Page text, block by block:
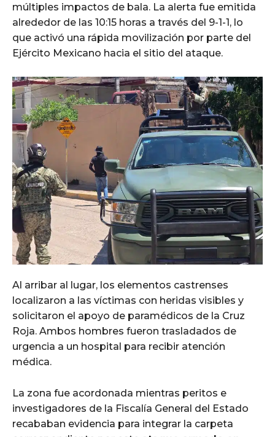
múltiples impactos de bala. La alerta fue emitida
alrededor de las 10:15 horas a través del 9-1-1, lo
que activó una rápida movilización por parte del
Ejército Mexicano hacia el sitio del ataque.
Al arribar al lugar, los elementos castrenses
localizaron a las víctimas con heridas visibles y
solicitaron el apoyo de paramédicos de la Cruz
Roja. Ambos hombres fueron trasladados de
urgencia a un hospital para recibir atención
médica.
La zona fue acordonada mientras peritos e
investigadores de la Fiscalía General del Estado
recababan evidencia para integrar la carpeta